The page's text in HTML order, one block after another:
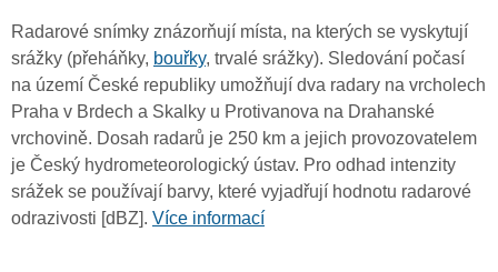
Radarové snímky znázorňují místa, na kterých se vyskytují
srážky (přeháňky, bouřky, trvalé srážky). Sledování počasí
na území České republiky umožňují dva radary na vrcholech
Praha v Brdech a Skalky u Protivanova na Drahanské
vrchovině. Dosah radarů je 250 km a jejich provozovatelem
je Český hydrometeorologický ústav. Pro odhad intenzity
srážek se používají barvy, které vyjadřují hodnotu radarové
odrazivosti [dBZ]. Více informací